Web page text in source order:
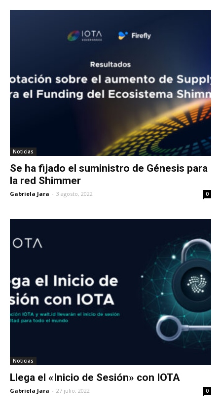
Noticias
Se ha fijado el suministro de Génesis para
la red Shimmer
Gabriela Jara - 3 agosto, 2022 0
Noticias
Llega el «Inicio de Sesión» con IOTA
Gabriela Jara - 27 julio, 2022 0